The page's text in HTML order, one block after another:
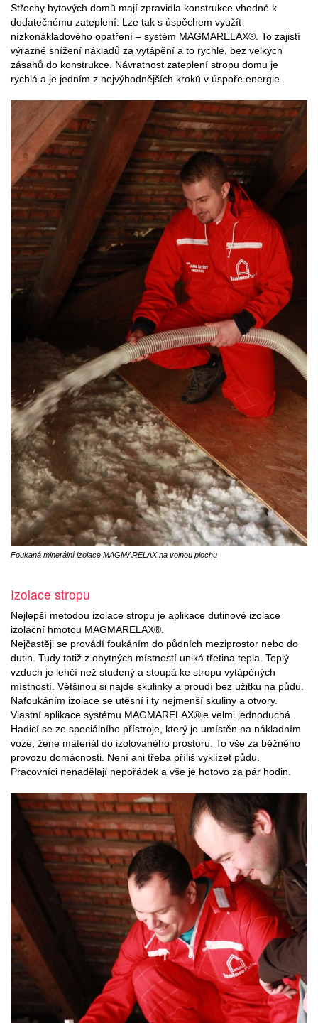
Střechy bytových domů mají zpravidla konstrukce vhodné k
dodatečnému zateplení. Lze tak s úspěchem využít
nízkonákladového opatření – systém MAGMARELAX®. To zajistí
výrazné snížení nákladů za vytápění a to rychle, bez velkých
zásahů do konstrukce. Návratnost zateplení stropu domu je
rychlá a je jedním z nejvýhodnějších kroků v úspoře energie.
Foukaná minerální izolace MAGMARELAX na volnou plochu
Izolace stropu
Nejlepší metodou izolace stropu je aplikace dutinové izolace
izolační hmotou MAGMARELAX®.
Nejčastěji se provádí foukáním do půdních meziprostor nebo do
dutin. Tudy totiž z obytných místností uniká třetina tepla. Teplý
vzduch je lehčí než studený a stoupá ke stropu vytápěných
místností. Většinou si najde skulinky a proudí bez užitku na půdu.
Nafoukáním izolace se utěsní i ty nejmenší skuliny a otvory.
Vlastní aplikace systému MAGMARELAX®je velmi jednoduchá.
Hadicí se ze speciálního přístroje, který je umístěn na nákladním
voze, žene materiál do izolovaného prostoru. To vše za běžného
provozu domácnosti. Není ani třeba příliš vyklízet půdu.
Pracovníci nenadělají nepořádek a vše je hotovo za pár hodin.